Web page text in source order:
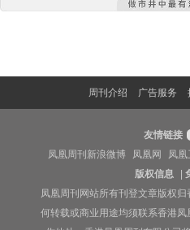
周刊介绍 广告服务
友情链接
凤凰周刊新浪微博
凤凰网 凤
版权信息
|
凤凰周刊网站所有刊登文章版权
何转载或商业用途均须联系香港